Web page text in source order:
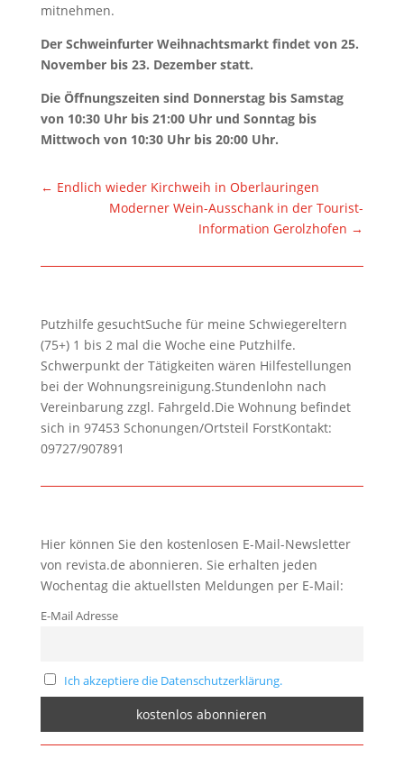
mitnehmen.
Der Schweinfurter Weihnachtsmarkt findet von 25.
November bis 23. Dezember statt.
Die Öffnungszeiten sind Donnerstag bis Samstag
von 10:30 Uhr bis 21:00 Uhr und Sonntag bis
Mittwoch von 10:30 Uhr bis 20:00 Uhr.
← Endlich wieder Kirchweih in Oberlauringen
Moderner Wein-Ausschank in der Tourist-
Information Gerolzhofen →
Putzhilfe gesuchtSuche für meine Schwiegereltern
(75+) 1 bis 2 mal die Woche eine Putzhilfe.
Schwerpunkt der Tätigkeiten wären Hilfestellungen
bei der Wohnungsreinigung.Stundenlohn nach
Vereinbarung zzgl. Fahrgeld.Die Wohnung befindet
sich in 97453 Schonungen/Ortsteil ForstKontakt:
09727/907891
Hier können Sie den kostenlosen E-Mail-Newsletter
von revista.de abonnieren. Sie erhalten jeden
Wochentag die aktuellsten Meldungen per E-Mail:
E-Mail Adresse
Ich akzeptiere die Datenschutzerklärung.